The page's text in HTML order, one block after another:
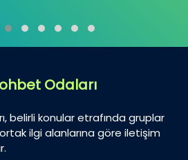
Odaları
belirli konular etrafında gruplar
ilgi alanlarına göre iletişim